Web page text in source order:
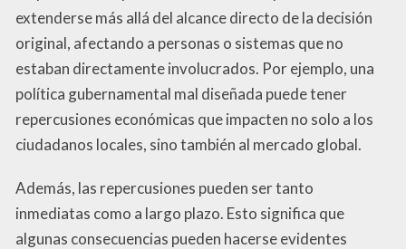
extenderse más allá del alcance directo de la decisión
original, afectando a personas o sistemas que no
estaban directamente involucrados. Por ejemplo, una
política gubernamental mal diseñada puede tener
repercusiones económicas que impacten no solo a los
ciudadanos locales, sino también al mercado global.
Además, las repercusiones pueden ser tanto
inmediatas como a largo plazo. Esto significa que
algunas consecuencias pueden hacerse evidentes